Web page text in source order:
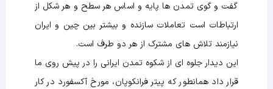
گفت و گوی تمدن ها پایه و اساس هر سطح و هر شکل از
ارتباطات است تعاملات سازنده و بیشتر بین چین و ایران
نیازمند تلاش های مشترک از هر دو طرف است.
این دیدار جلوه ای از شکوه تمدن ایرانی را در پیش روی ما
قرار داد همانطور که پیتر فرانکوپان، مورخ آکسفورد در کار